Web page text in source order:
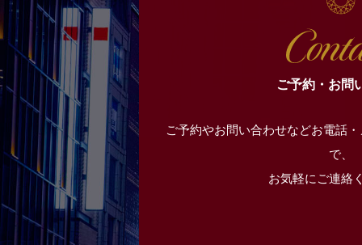
ご予約・お問
ご予約やお問い合わせなどお電話
で、
お気軽にご連絡